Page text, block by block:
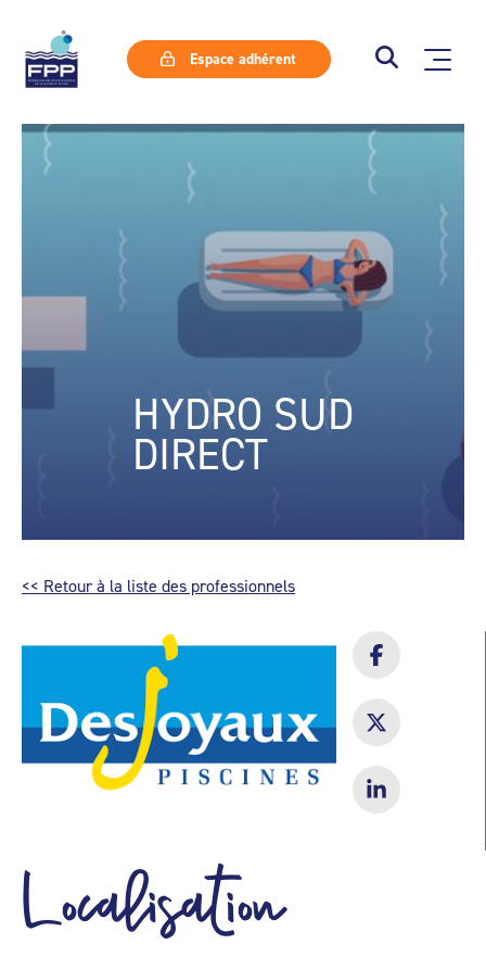
Espace adhérent
HYDRO SUD
DIRECT
<< Retour à la liste des professionnels
Localisation